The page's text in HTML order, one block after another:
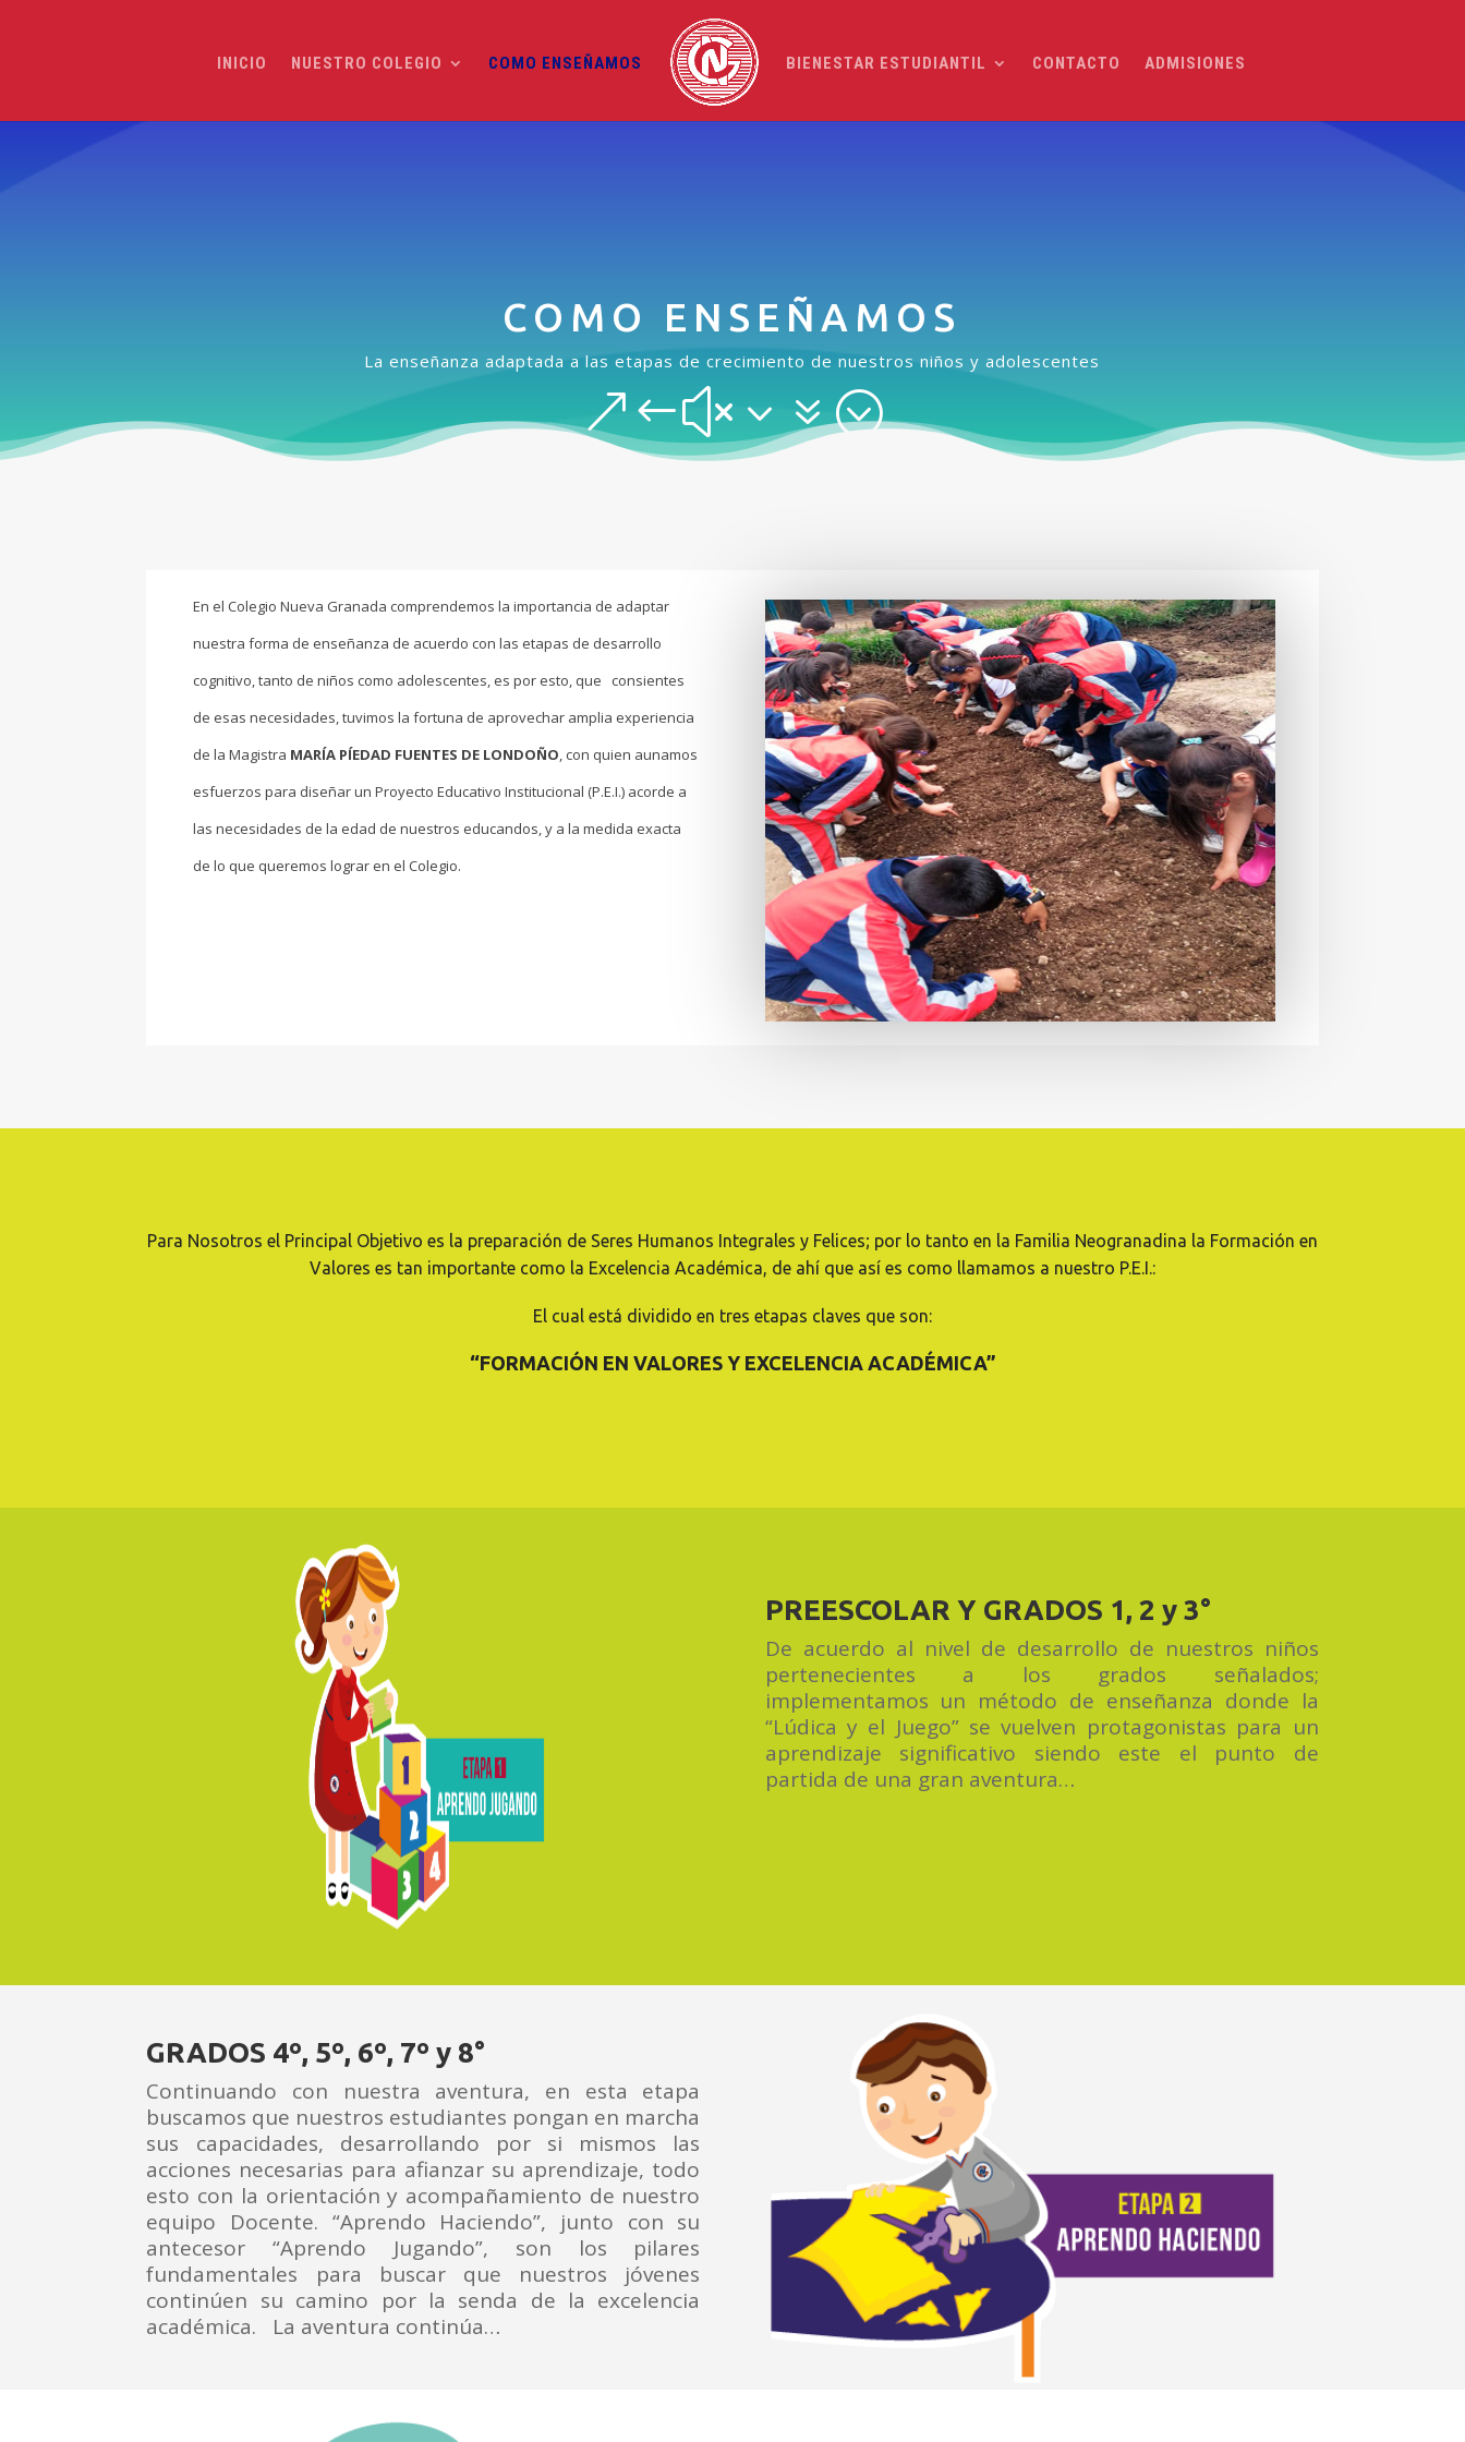
INICIO NUESTRO COLEGIO COMO ENSEÑAMOS BIENESTAR ESTUDIANTIL CONTACTO ADMISIONES
COMO ENSEÑAMOS
La enseñanza adaptada a las etapas de crecimiento de nuestros niños y adolescentes
&#x37;
En el Colegio Nueva Granada comprendemos la importancia de adaptar
nuestra forma de enseñanza de acuerdo con las etapas de desarrollo
cognitivo, tanto de niños como adolescentes, es por esto, que consientes
de esas necesidades, tuvimos la fortuna de aprovechar amplia experiencia
de la Magistra MARÍA PÍEDAD FUENTES DE LONDOÑO, con quien aunamos
esfuerzos para diseñar un Proyecto Educativo Institucional (P.E.I.) acorde a
las necesidades de la edad de nuestros educandos, y a la medida exacta
de lo que queremos lograr en el Colegio.
Para Nosotros el Principal Objetivo es la preparación de Seres Humanos Integrales y Felices; por lo tanto en la Familia Neogranadina la Formación en
Valores es tan importante como la Excelencia Académica, de ahí que así es como llamamos a nuestro P.E.I.:
El cual está dividido en tres etapas claves que son:
“FORMACIÓN EN VALORES Y EXCELENCIA ACADÉMICA”
PREESCOLAR Y GRADOS 1, 2 y 3°
De acuerdo al nivel de desarrollo de nuestros niños
pertenecientes a los grados señalados;
implementamos un método de enseñanza donde la
“Lúdica y el Juego” se vuelven protagonistas para un
aprendizaje significativo siendo este el punto de
partida de una gran aventura…
GRADOS 4º, 5º, 6º, 7º y 8°
Continuando con nuestra aventura, en esta etapa
buscamos que nuestros estudiantes pongan en marcha
sus capacidades, desarrollando por si mismos las
acciones necesarias para afianzar su aprendizaje, todo
esto con la orientación y acompañamiento de nuestro
equipo Docente. “Aprendo Haciendo”, junto con su
antecesor “Aprendo Jugando”, son los pilares
fundamentales para buscar que nuestros jóvenes
continúen su camino por la senda de la excelencia
académica. La aventura continúa…